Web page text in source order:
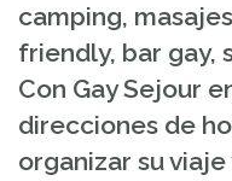
camping,
friendly, bar gay,
Con Gay Sejour
direcciones de
organizar su